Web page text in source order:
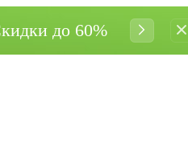
до 60%